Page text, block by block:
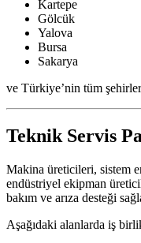
Kartepe
Gölcük
Yalova
Bursa
Sakarya
ve Türkiye’nin tüm
Teknik Servis
Makina üreticileri, sistem
endüstriyel ekipman
bakım ve arıza desteği
Aşağıdaki alanlarda iş